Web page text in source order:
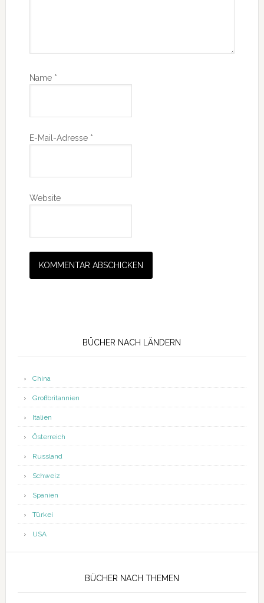
Name *
E-Mail-Adresse *
Website
BÜCHER NACH LÄNDERN
China
Großbritannien
Italien
Österreich
Russland
Schweiz
Spanien
Türkei
USA
BÜCHER NACH THEMEN